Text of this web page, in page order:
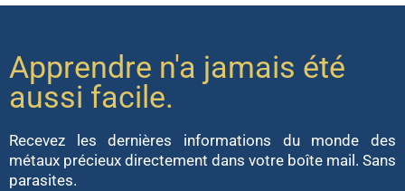
Apprendre n'a jamais été
aussi facile.
Recevez les dernières informations du monde des
métaux précieux directement dans votre boîte mail. Sans
parasites.